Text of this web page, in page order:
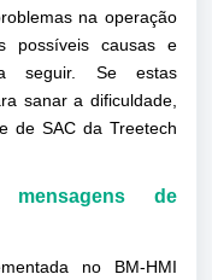
na operação
possíveis causas e
a seguir. Se estas
sanar a dificuldade,
de SAC da Treetech
de
no BM-HMI